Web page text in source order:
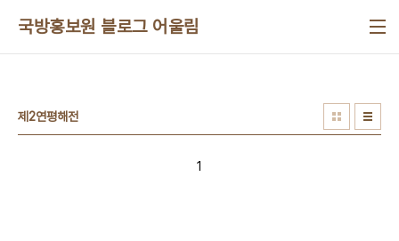
국방홍보원 블로그 어울림
제2연평해전
1